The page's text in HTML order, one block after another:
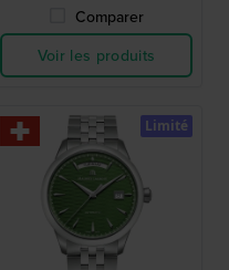
Comparer
Voir les produits
Limité